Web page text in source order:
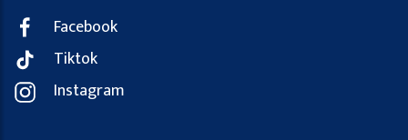
Facebook
Tiktok
Instagram